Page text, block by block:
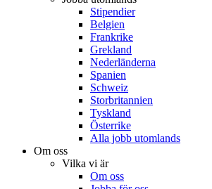
Stipendier
Belgien
Frankrike
Grekland
Nederländerna
Spanien
Schweiz
Storbritannien
Tyskland
Österrike
Alla jobb utomlands
Om oss
Vilka vi är
Om oss